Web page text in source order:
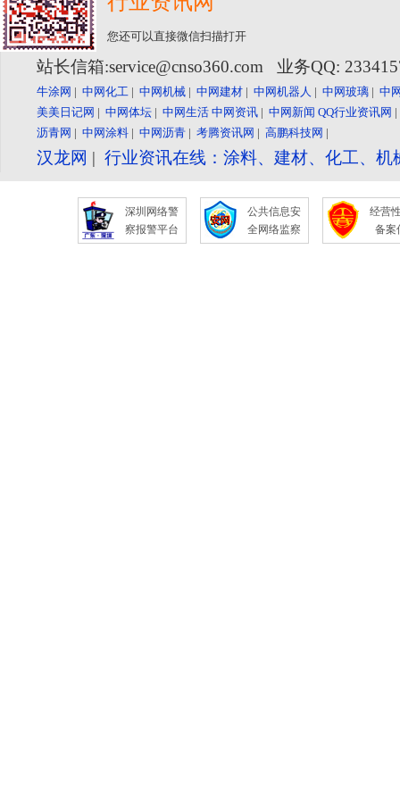
您还可以直接微信扫描打开
站长信箱:service@cnso360.com 业务QQ:
牛涂网 | 中网化工 | 中网机械 | 中网建材 | 中网机器人 | 中网玻璃 | 中
美美日记网 | 中网体坛 | 中网生活 中网资讯 | 中网新闻 QQ行业资讯网
沥青网 | 中网涂料 | 中网沥青 | 考腾资讯网 | 高鹏科技网 |
汉龙网 | 行业资讯在线：涂料、建材、化工、
深圳网络警
察报警平台
公共信息安
全网络监察
经营
备案